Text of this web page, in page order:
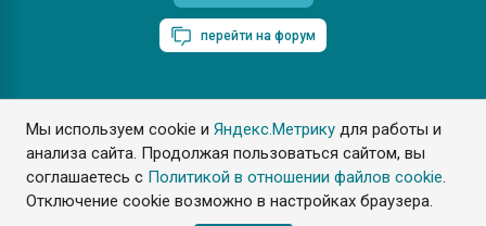
Мы используем cookie иЯндекс.Метрику для работы и
анализа сайта. Продолжая пользоваться сайтом, вы
соглашаетесь с Политикой в отношении файлов cookie.
Отключение cookie возможно в настройках браузера.
перейти на форум
ПластЭксперт © 2006. Все права защищены
Разрешается копирование материалов сайта с обязательной
ссылкой на www.e-plastic.ru
Разработка сайта